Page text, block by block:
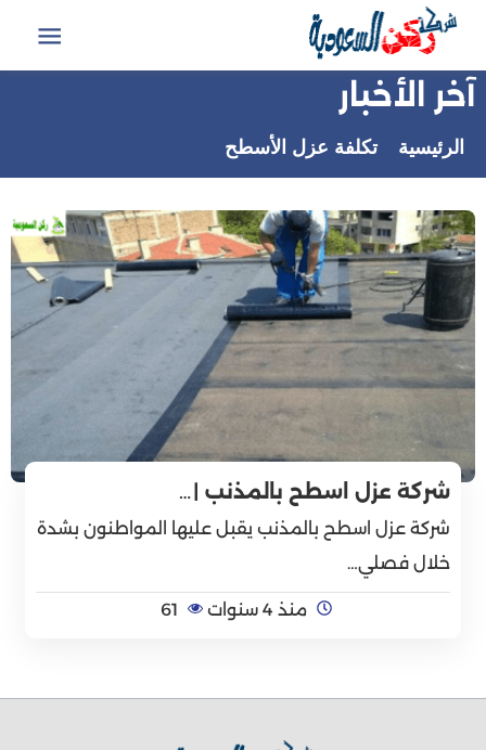
التجاوز
المحتوى
آخر الأخبار
الرئيسية تكلفة عزل الأسطح
شركة عزل اسطح بالمذنب |…
شركة عزل اسطح بالمذنب يقبل عليها المواطنون بشدة
خلال فصلي…
منذ 4 سنوات 61